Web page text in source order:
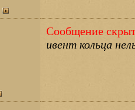
Сообщение
ивент кольца